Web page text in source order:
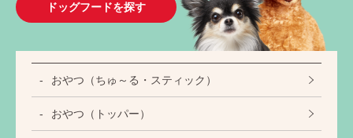
ドッグフードを探す
おやつ（ちゅ～る・スティック）
おやつ（トッパー）